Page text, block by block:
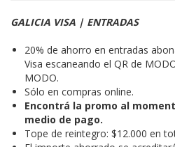
GALICIA VISA | ENTRADAS
20% de ahorro en entradas
Visa escaneando el QR de
MODO.
Sólo en compras online.
Encontrá la promo al
medio de pago.
Tope de reintegro: $12.000 en